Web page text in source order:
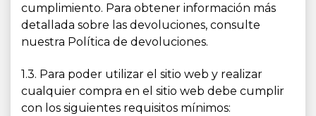
cumplimiento. Para obtener información más
detallada sobre las devoluciones, consulte
nuestra Política de devoluciones.
1.3. Para poder utilizar el sitio web y realizar
cualquier compra en el sitio web debe cumplir
con los siguientes requisitos mínimos: